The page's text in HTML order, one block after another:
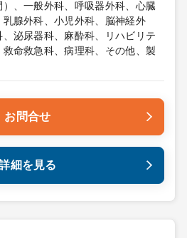
、一般外科、呼吸器外科、心臓
腺外科、小児外科、脳神経外
泌尿器科、麻酔科、リハビリテ
命救急科、病理科、その他、製
お問合せ
細を見る